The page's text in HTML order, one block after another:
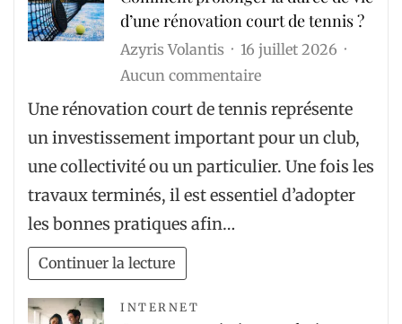
d’une rénovation court de tennis ?
Azyris Volantis
16 juillet 2026
Aucun commentairesur
Comment
la
durée
de
Une rénovation court de tennis représente
un investissement important pour un club,
une collectivité ou un particulier. Une fois les
travaux terminés, il est essentiel d’adopter
les bonnes pratiques afin…
Continuer la lecture
INTERNET